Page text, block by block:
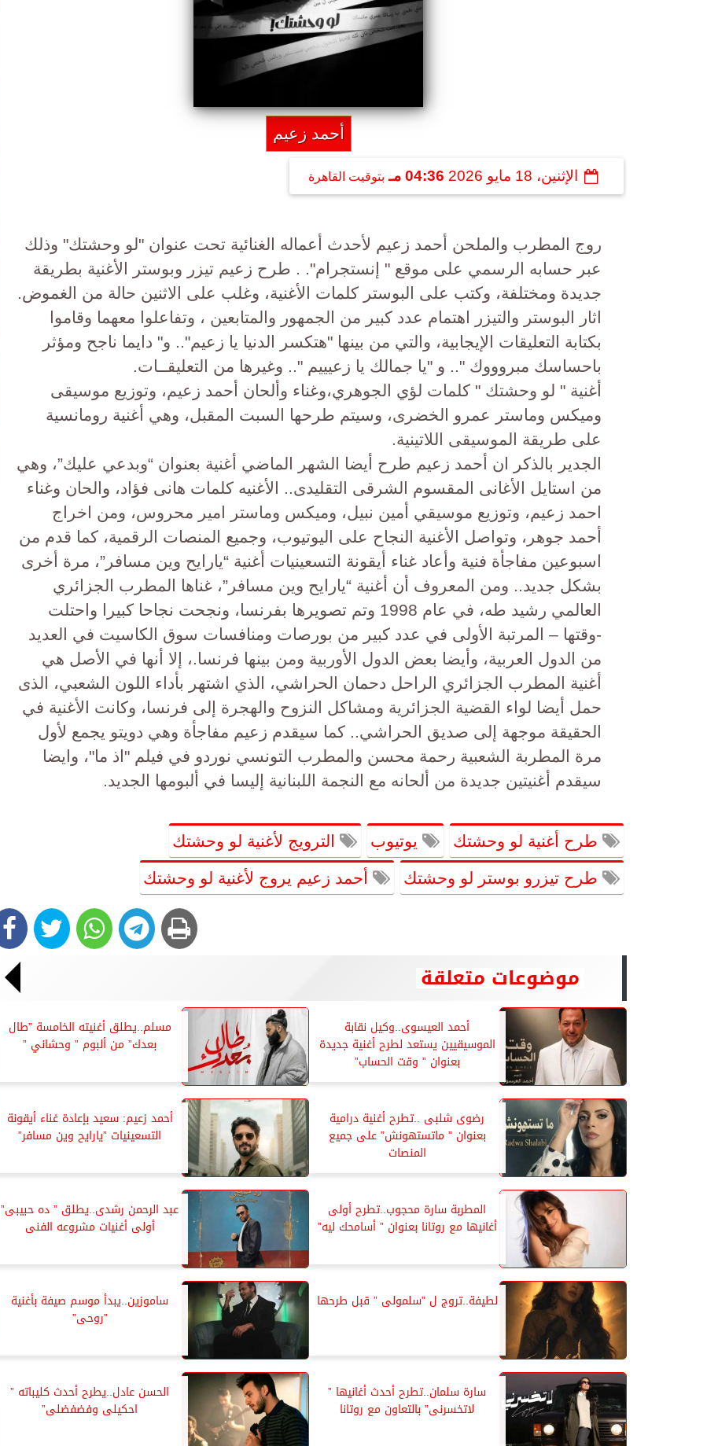
أحمد زعيم
الإثنين، 18 مايو 2026 04:36 مـ بتوقيت القاهرة
روج المطرب والملحن أحمد زعيم لأحدث أعماله الغنائية تحت عنوان "لو وحشتك" وذلك
عبر حسابه الرسمي على موقع " إنستجرام". . طرح زعيم تيزر وبوستر الأغنية بطريقة
جديدة ومختلفة، وكتب على البوستر كلمات الأغنية، وغلب على الاثنين حالة من الغموض.
اثار البوستر والتيزر اهتمام عدد كبير من الجمهور والمتابعين ، وتفاعلوا معهما وقاموا
بكتابة التعليقات الإيجابية، والتي من بينها "هتكسر الدنيا يا زعيم".. و" دايما ناجح ومؤثر
باحساسك مبروووك ".. و "يا جمالك يا زعيييم ".. وغيرها من التعليقــات.
أغنية " لو وحشتك " كلمات لؤي الجوهري،وغناء وألحان أحمد زعيم، وتوزيع موسيقى
وميكس وماستر عمرو الخضرى، وسيتم طرحها السبت المقبل، وهي أغنية رومانسية
على طريقة الموسيقى اللاتينية.
الجدير بالذكر ان أحمد زعيم طرح أيضا الشهر الماضي أغنية بعنوان “وبدعي عليك”، وهي
من استايل الأغانى المقسوم الشرقى التقليدى.. الأغنيه كلمات هانى فؤاد، والحان وغناء
احمد زعيم، وتوزيع موسيقي أمين نبيل، وميكس وماستر امير محروس، ومن اخراج
أحمد جوهر، وتواصل الأغنية النجاح على اليوتيوب، وجميع المنصات الرقمية، كما قدم من
اسبوعين مفاجأة فنية وأعاد غناء أيقونة التسعينيات أغنية “يارايح وين مسافر”، مرة أخرى
بشكل جديد.. ومن المعروف أن أغنية “يارايح وين مسافر”، غناها المطرب الجزائري
العالمي رشيد طه، في عام 1998 وتم تصويرها بفرنسا، ونجحت نجاحا كبيرا واحتلت
-وقتها – المرتبة الأولى في عدد كبير من بورصات ومنافسات سوق الكاسيت في العديد
من الدول العربية، وأيضا بعض الدول الأوربية ومن بينها فرنسا.، إلا أنها في الأصل هي
أغنية المطرب الجزائري الراحل دحمان الحراشي، الذي اشتهر بأداء اللون الشعبي، الذى
حمل أيضا لواء القضية الجزائرية ومشاكل النزوح والهجرة إلى فرنسا، وكانت الأغنية في
الحقيقة موجهة إلى صديق الحراشي.. كما سيقدم زعيم مفاجأة وهي دويتو يجمع لأول
مرة المطربة الشعبية رحمة محسن والمطرب التونسي نوردو في فيلم "اذ ما"، وايضا
سيقدم أغنيتين جديدة من ألحانه مع النجمة اللبنانية إليسا في ألبومها الجديد.
طرح أغنية لو وحشتك يوتيوب الترويج لأغنية لو وحشتك
طرح تيزرو بوستر لو وحشتك أحمد زعيم يروج لأغنية لو وحشتك
موضوعات متعلقة
أحمد العيسوى..وكيل نقابة
الموسيقيين يستعد لطرح أغنية جديدة
بعنوان ” وقت الحساب”
مسلم..يطلق أغنيته الخامسة ”طال
بعدك” من ألبوم ” وحشاني ”
رضوى شلبى ..تطرح أغنية درامية
بعنوان ” ماتستهونش” على جميع
المنصات
أحمد زعيم: سعيد بإعادة غناء أيقونة
التسعينيات ”يارايح وين مسافر”
المطربة سارة محجوب..تطرح أولى
أغانيها مع روتانا بعنوان ” أسامحك ليه”
عبد الرحمن رشدى..يطلق ” ده حبيبى”
أولى أغنيات مشروعه الفنى
لطيفة..تروج ل ”سلمولى ” قبل طرحها
ساموزين..يبدأ موسم صيفة بأغنية
”روحى”
سارة سلمان..تطرح أحدث أغانيها ”
لاتخسرنى” بالتعاون مع روتانا
الحسن عادل..يطرح أحدث كليباته ”
احكيلى وفضفضلى”